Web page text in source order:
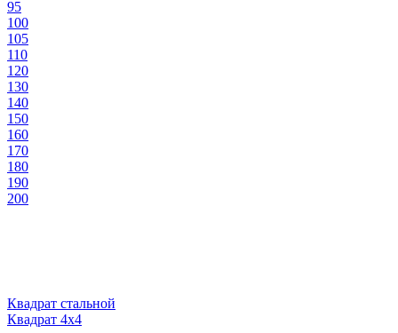
95
100
105
110
120
130
140
150
160
170
180
190
200
Квадрат стальной
Квадрат 4х4